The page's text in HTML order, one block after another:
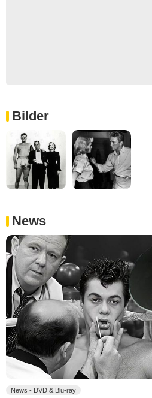
Bilder
News
News - DVD & Blu-ray